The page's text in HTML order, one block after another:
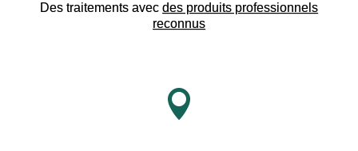
Des traitements avec des produits professionnels
reconnus
